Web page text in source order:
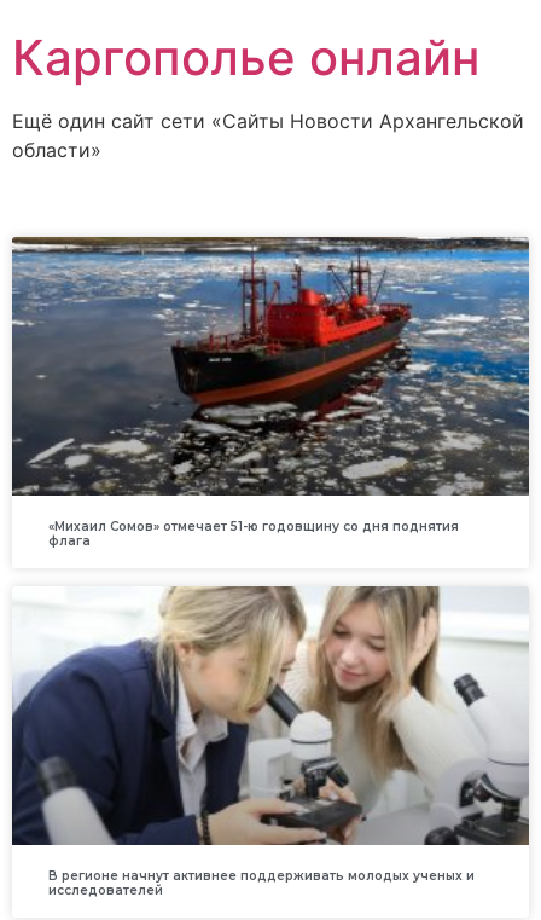
Каргополье онлайн
Ещё один сайт сети «Сайты Новости Архангельской
области»
«Михаил Сомов» отмечает 51-ю годовщину со дня поднятия
флага
В регионе начнут активнее поддерживать молодых ученых и
исследователей